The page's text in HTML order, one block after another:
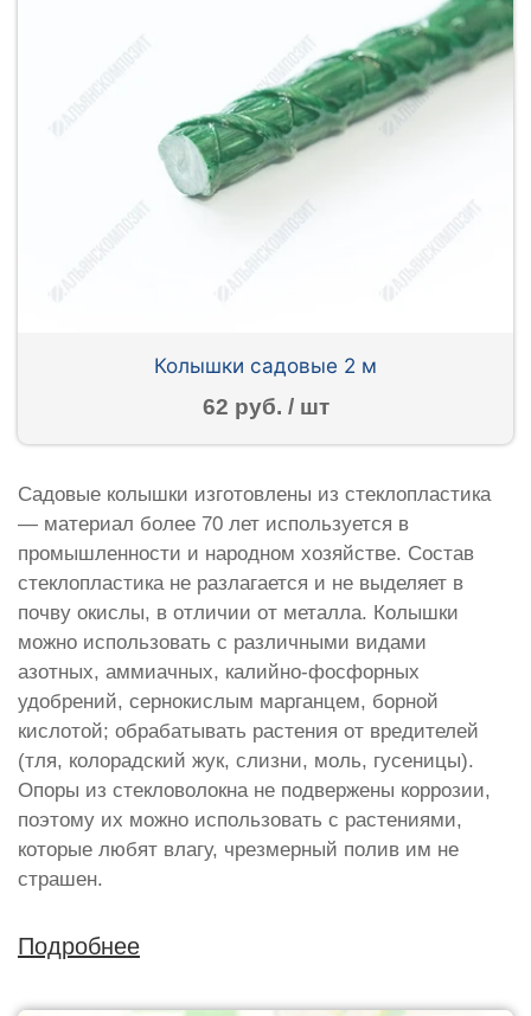
Колышки садовые 2 м
62 руб. / шт
Садовые колышки изготовлены из стеклопластика
— материал более 70 лет используется в
промышленности и народном хозяйстве. Состав
стеклопластика не разлагается и не выделяет в
почву окислы, в отличии от металла. Колышки
можно использовать с различными видами
азотных, аммиачных, калийно-фосфорных
удобрений, сернокислым марганцем, борной
кислотой; обрабатывать растения от вредителей
(тля, колорадский жук, слизни, моль, гусеницы).
Опоры из стекловолокна не подвержены коррозии,
поэтому их можно использовать с растениями,
которые любят влагу, чрезмерный полив им не
страшен.
Подробнее